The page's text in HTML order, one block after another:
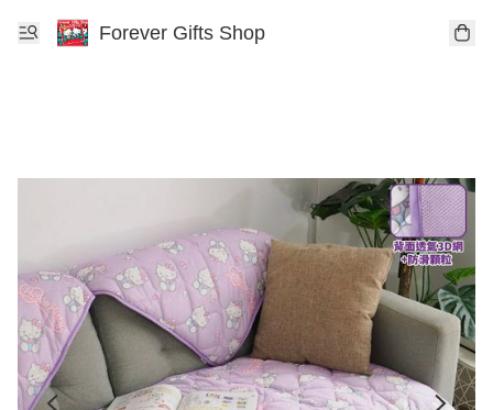
Forever Gifts Shop